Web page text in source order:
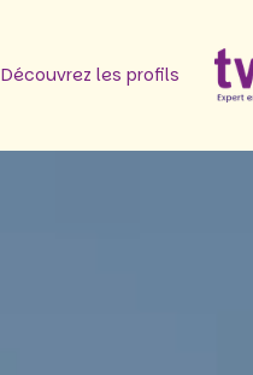
Découvrez les profils